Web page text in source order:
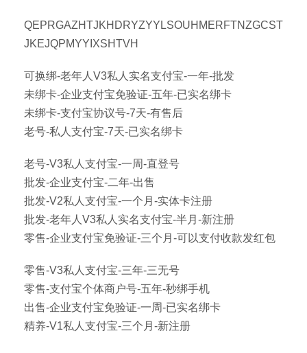
QEPRGAZHTJKHDRYZYYLSOUHMERFTNZGCST
JKEJQPMYYIXSHTVH
可换绑-老年人V3私人实名支付宝-一年-批发
未绑卡-企业支付宝免验证-五年-已实名绑卡
未绑卡-支付宝协议号-7天-有售后
老号-私人支付宝-7天-已实名绑卡
老号-V3私人支付宝-一周-直登号
批发-企业支付宝-二年-出售
批发-V2私人支付宝-一个月-实体卡注册
批发-老年人V3私人实名支付宝-半月-新注册
零售-企业支付宝免验证-三个月-可以支付收款发红包
零售-V3私人支付宝-三年-三无号
零售-支付宝个体商户号-五年-秒绑手机
出售-企业支付宝免验证-一周-已实名绑卡
精养-V1私人支付宝-三个月-新注册